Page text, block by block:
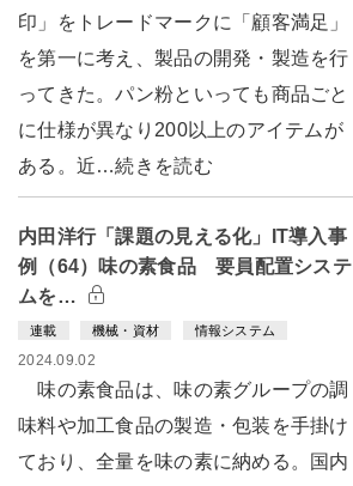
印」をトレードマークに「顧客満足」
を第一に考え、製品の開発・製造を行
ってきた。パン粉といっても商品ごと
に仕様が異なり200以上のアイテムが
ある。近…続きを読む
内田洋行「課題の見える化」IT導入事
例（64）味の素食品 要員配置システ
ムを…
連載 機械・資材 情報システム
2024.09.02
味の素食品は、味の素グループの調
味料や加工食品の製造・包装を手掛け
ており、全量を味の素に納める。国内